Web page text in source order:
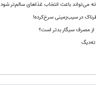
می‌تواند باعث انتخاب غذاهای سالم‌تر شود
در سیب‌زمینی سرخ‌کرده!
مصرف سیگار بدتر است؟
ته‌دیگ